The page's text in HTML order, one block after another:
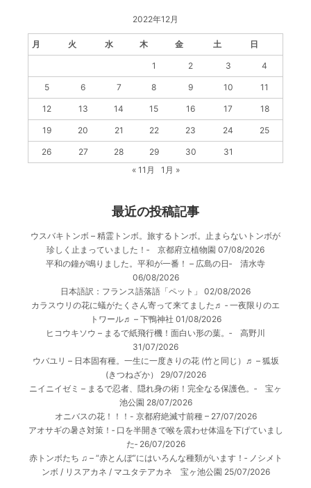
2022年12月
月 火 水 木 金 土 日
1 2 3 4
5 6 7 8 9 10 11
12 13 14 15 16 17 18
19 20 21 22 23 24 25
26 27 28 29 30
31
« 11月
1月 »
最近の投稿記事
ウスバキトンボ – 精霊トンボ。旅するトンボ。止まらないトンボが
珍しく止まっていました！‐ 京都府立植物園 07/08/2026
平和の鐘が鳴りました。平和が一番！ – 広島の日‐ 清水寺
06/08/2026
日本語訳：フランス語落語「ペット」
02/08/2026
カラスウリの花に蟻がたくさん寄って来てました♬ ‐ 一夜限りのエ
トワール♬ – 下鴨神社 01/08/2026
ヒコウキソウ – まるで紙飛行機！面白い形の葉。‐ 高野川
31/07/2026
ウバユリ – 日本固有種。一生に一度きりの花 (竹と同じ）♬ – 狐坂
(きつねざか）
29/07/2026
ニイニイゼミ – まるで忍者、隠れ身の術！完全なる保護色。‐ 宝ヶ
池公園 28/07/2026
オニバスの花！！！- 京都府絶滅寸前種 – 27/07/2026
アオサギの暑さ対策！‐ 口を半開きで喉を震わせ体温を下げていまし
た‐ 26/07/2026
赤トンボたち ♫ – “赤とんぼ”にはいろんな種類がいます！‐ ノシメト
ンボ / リスアカネ / マユタテアカネ 宝ヶ池公園 25/07/2026